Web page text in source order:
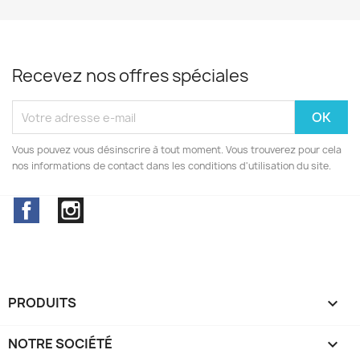
Recevez nos offres spéciales
Vous pouvez vous désinscrire à tout moment. Vous trouverez pour cela
nos informations de contact dans les conditions d'utilisation du site.
Facebook
PRODUITS 
NOTRE SOCIÉTÉ 